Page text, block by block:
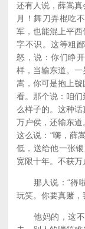
还有人说，薛嵩
月！舞刀弄棍吃
军，也能混上平
字不识。这等粗
怒，说：你们睁
样，当输东道。
嵩，你可是抱上
看。那个说：咱
么样子的。这种
万户侯，还输东
这么说：“嗨，薛
低，送给他一张
宽限十年。不获
那人说：“得啦
玩笑。你要真赌，
他妈的，这不